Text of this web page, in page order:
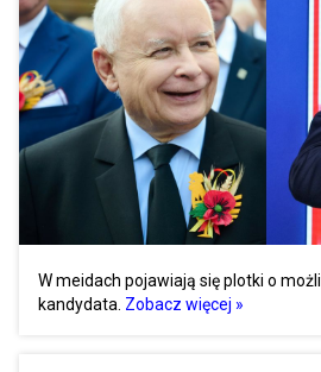
W meidach pojawiają się plotki o
kandydata. Zobacz więcej »